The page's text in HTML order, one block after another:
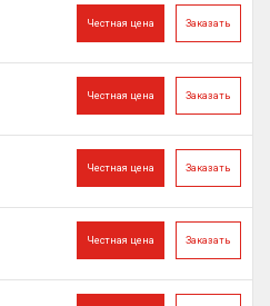
Заказать
Честная цена
Заказать
Честная цена
Заказать
Честная цена
Заказать
Честная цена